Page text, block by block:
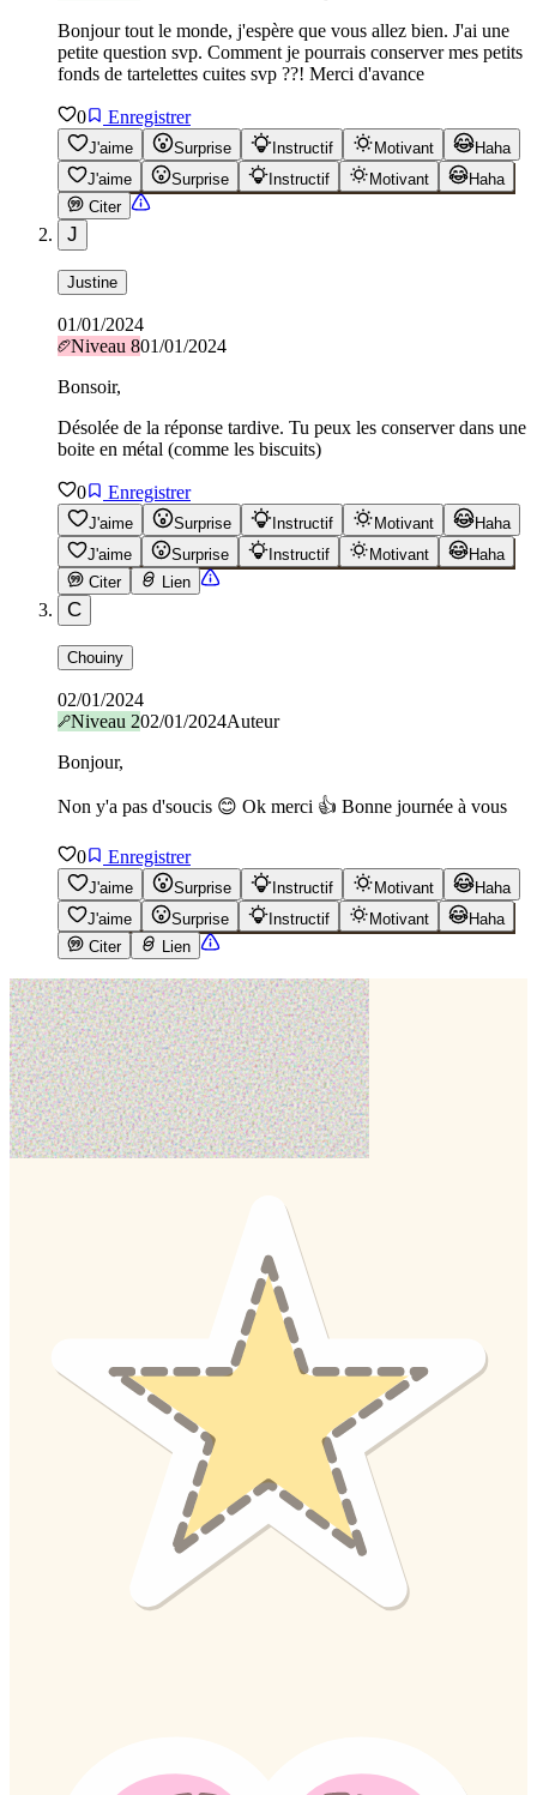
Bonjour tout le monde, j'espère que vous allez bien. J'ai une
petite question svp. Comment je pourrais conserver mes petits
fonds de tartelettes cuites svp ??! Merci d'avance
0 Enregistrer
J'aime Surprise Instructif Motivant
Haha
J'aime
Surprise Instructif Motivant
Haha
Citer
J
Justine
01/01/2024
Niveau 801/01/2024
Bonsoir,
Désolée de la réponse tardive. Tu peux les conserver dans une
boite en métal (comme les biscuits)
0 Enregistrer
J'aime Surprise Instructif Motivant
Haha
J'aime
Surprise Instructif Motivant
Haha
Citer
Lien
C
Chouiny
02/01/2024
Niveau 202/01/2024Auteur
Bonjour,
Non y'a pas d'soucis 😊 Ok merci 👍 Bonne journée à vous
0 Enregistrer
J'aime Surprise Instructif Motivant
Haha
J'aime
Surprise Instructif Motivant
Haha
Citer
Lien